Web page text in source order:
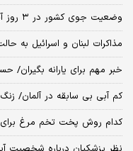
وضعیت جوی کشور در ۳ روز آینده/ این ۱۱ استان منتظر باران باشند
مذاکرات لبنان و اسرائیل به
خبر مهم برای یارانه بگیران/
کم آبی بی سابقه در آلمان/
کدام روش پخت تخم مرغ